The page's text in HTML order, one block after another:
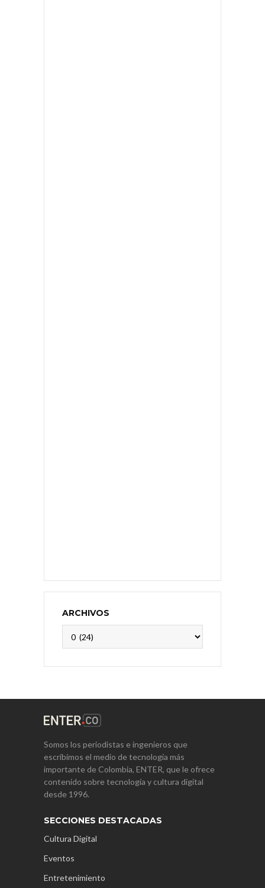
ARCHIVOS
Somos los periodistas e ingenieros que
escribimos el medio de tecnología más
importante de Colombia, ENTER, que le ofrece
contenido sobre tecnología y cultura digital
desde 1996.
SECCIONES DESTACADAS
Cultura Digital
Eventos
Entretenimiento